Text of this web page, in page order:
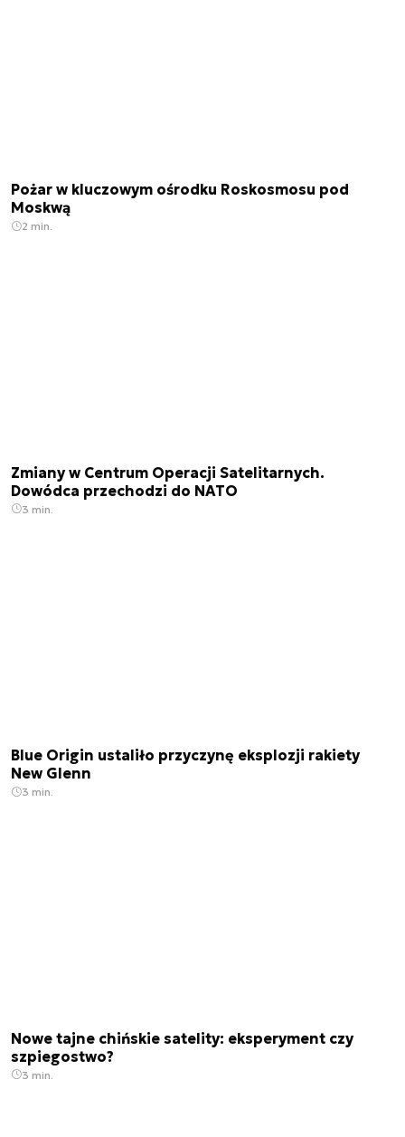
Pożar w kluczowym ośrodku Roskosmosu pod
Moskwą
2 min.
Zmiany w Centrum Operacji Satelitarnych.
Dowódca przechodzi do NATO
3 min.
Blue Origin ustaliło przyczynę eksplozji rakiety
New Glenn
3 min.
Nowe tajne chińskie satelity: eksperyment czy
szpiegostwo?
3 min.